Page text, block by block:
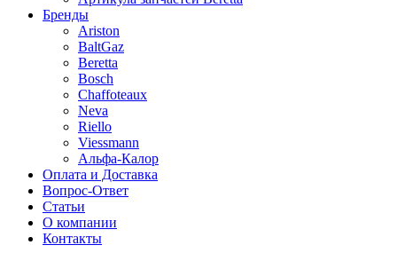
Бренды
Ariston
BaltGaz
Beretta
Bosch
Chaffoteaux
Neva
Riello
Viessmann
Альфа-Калор
Оплата и Доставка
Вопрос-Ответ
Статьи
О компании
Контакты